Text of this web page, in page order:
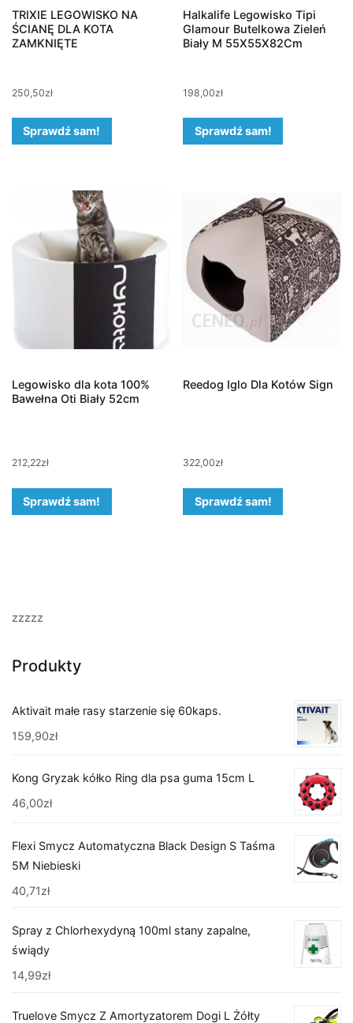
TRIXIE LEGOWISKO NA
ŚCIANĘ DLA KOTA
ZAMKNIĘTE
250,50zł
Sprawdź sam!
Halkalife Legowisko Tipi
Glamour Butelkowa Zieleń
Biały M 55X55X82Cm
198,00zł
Sprawdź sam!
Legowisko dla kota 100%
Bawełna Oti Biały 52cm
212,22zł
Sprawdź sam!
Reedog Iglo Dla Kotów Sign
322,00zł
Sprawdź sam!
zzzzz
Produkty
Aktivait małe rasy starzenie się 60kaps.
159,90zł
Kong Gryzak kółko Ring dla psa guma 15cm L
46,00zł
Flexi Smycz Automatyczna Black Design S Taśma
5M Niebieski
40,71zł
Spray z Chlorhexydyną 100ml stany zapalne,
świądy
14,99zł
Truelove Smycz Z Amortyzatorem Dogi L Żółty